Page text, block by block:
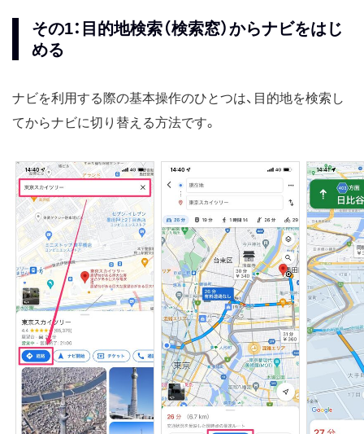
その1：目的地検索（検索窓）からナビをはじ
める
ナビを利用する際の基本操作のひとつは、目的地を検索し
てからナビに切り替える方法です。